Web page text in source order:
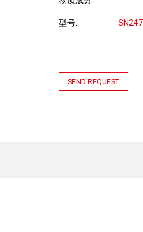
型号 SN247
SEND REQUEST